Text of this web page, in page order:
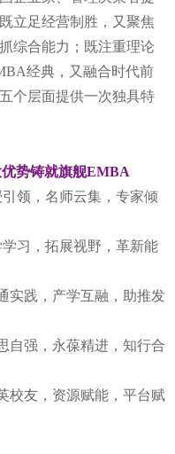
立足经营制胜，又聚焦
综合能力；既注重理论
经典，又融合时代前
个层面提供一次独具特
势铸就旗舰EMBA
领，名师云集，专家倾
习，拓展视野，革新能
实践，产学互融，助推发
自强，永葆精进，知行合
校友，资源赋能，平台赋